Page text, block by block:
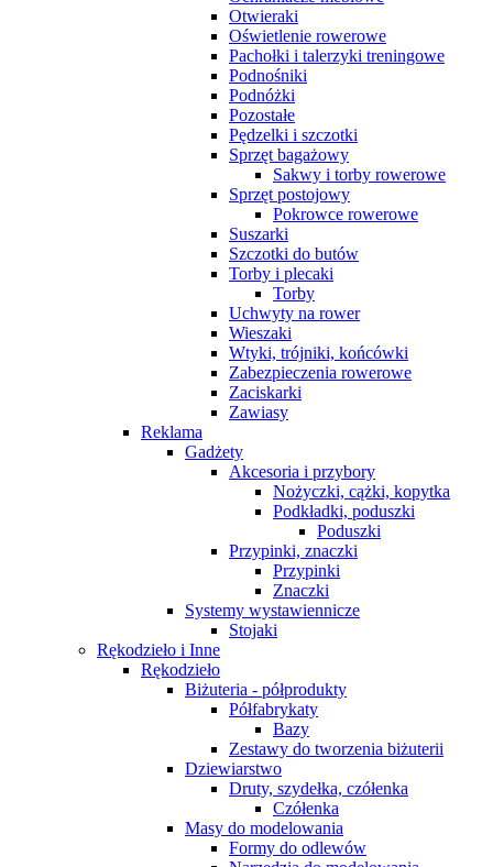
Otwieraki
Oświetlenie rowerowe
Pachołki i talerzyki treningowe
Podnośniki
Podnóżki
Pozostałe
Pędzelki i szczotki
Sprzęt bagażowy
Sakwy i torby rowerowe
Sprzęt postojowy
Pokrowce rowerowe
Suszarki
Szczotki do butów
Torby i plecaki
Torby
Uchwyty na rower
Wieszaki
Wtyki, trójniki, końcówki
Zabezpieczenia rowerowe
Zaciskarki
Zawiasy
Reklama
Gadżety
Akcesoria i przybory
Nożyczki, cążki, kopytka
Podkładki, poduszki
Poduszki
Przypinki, znaczki
Przypinki
Znaczki
Systemy wystawiennicze
Stojaki
Rękodzieło i Inne
Rękodzieło
Biżuteria - półprodukty
Półfabrykaty
Bazy
Zestawy do tworzenia biżuterii
Dziewiarstwo
Druty, szydełka, czółenka
Czółenka
Masy do modelowania
Formy do odlewów